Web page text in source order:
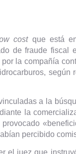
costque está
de fraude
la compañía
a la
la
percibido
el juez que